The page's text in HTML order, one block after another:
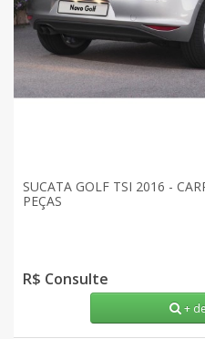
SUCATA GOLF TSI 2016 -
PEÇAS
R$ Consulte
+